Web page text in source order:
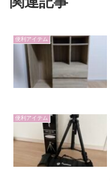
便利アイテム
便利アイテム